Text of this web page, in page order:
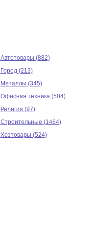
Автотовары (882)
Город (213)
Металлы (345)
Офисная техника (504)
Религия (97)
Строительные (1464)
Хозтовары (524)